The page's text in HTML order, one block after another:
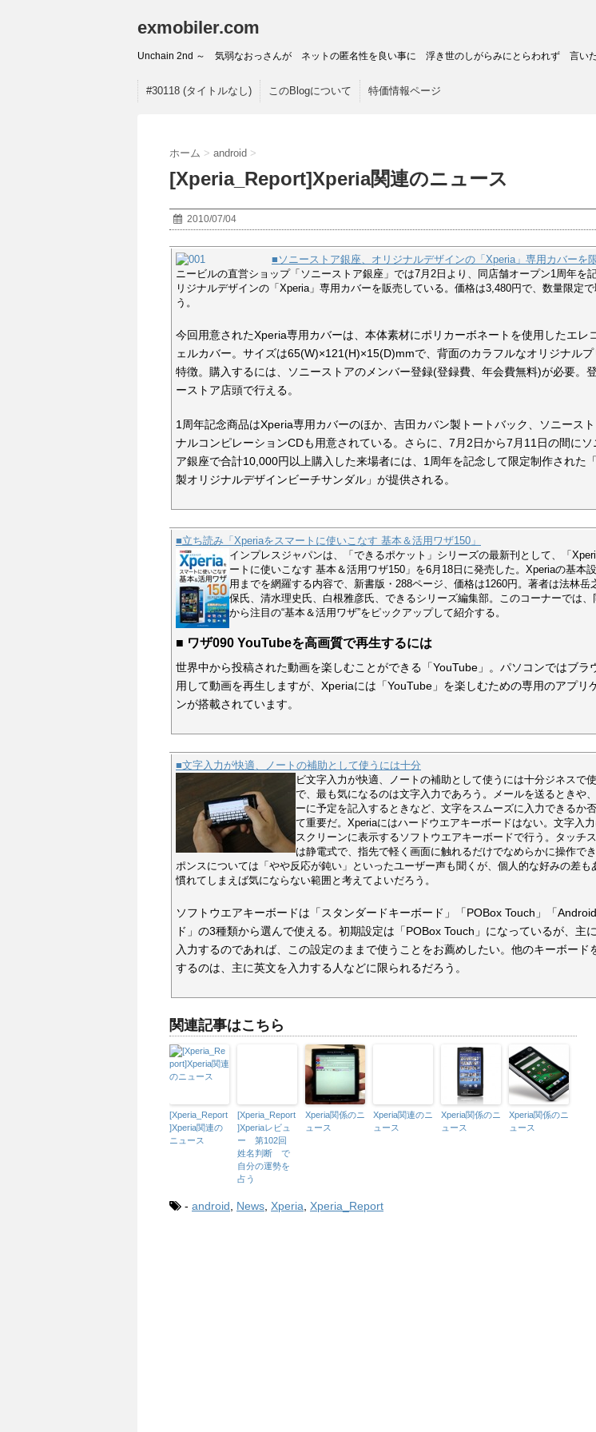
exmobiler.com
Unchain 2nd ～ 気弱なおっさんが ネットの匿名性を良い事に 浮き世のしがらみにとらわれず 言い
#30118 (タイトルなし) このBlogについて 特価情報ページ
ホーム > android >
[Xperia_Report]Xperia関連のニュース
2010/07/04
■ソニーストア銀座、オリジナルデザインの「Xperia」専用カバーを
ニービルの直営ショップ「ソニーストア銀座」では7月2日より、同店舗オープン1周年を
リジナルデザインの「Xperia」専用カバーを販売している。価格は3,480円で、数量限定
う。
今回用意されたXperia専用カバーは、本体素材にポリカーボネートを使用したエレ
ェルカバー。サイズは65(W)×121(H)×15(D)mmで、背面のカラフルなオリジナル
特徴。購入するには、ソニーストアのメンバー登録(登録費、年会費無料)が必要。
ーストア店頭で行える。
1周年記念商品はXperia専用カバーのほか、吉田カバン製トートバック、ソニース
ナルコンピレーションCDも用意されている。さらに、7月2日から7月11日の間にソ
ア銀座で合計10,000円以上購入した来場者には、1周年を記念して限定制作された
製オリジナルデザインビーチサンダル」が提供される。
■立ち読み「Xperiaをスマートに使いこなす 基本＆活用ワザ150」
インプレスジャパンは、「できるポケット」シリーズの最新刊として、「
ートに使いこなす 基本＆活用ワザ150」を6月18日に発売した。Xperiaの基本
用までを網羅する内容で、新書版・288ページ、価格は1260円。著者は法林岳
保氏、清水理史氏、白根雅彦氏、できるシリーズ編集部。このコーナーでは、
から注目の“基本＆活用ワザ”をピックアップして紹介する。
■ ワザ090 YouTubeを高画質で再生するには
世界中から投稿された動画を楽しむことができる「YouTube」。パソコンではブラ
用して動画を再生しますが、Xperiaには「YouTube」を楽しむための専用のアプリ
ンが搭載されています。
■文字入力が快適、ノートの補助として使うには十分
ビ文字入力が快適、ノートの補助として使うには十分ジネスで
で、最も気になるのは文字入力であろう。メールを送るときや
ーに予定を記入するときなど、文字をスムーズに入力できるか
て重要だ。Xperiaにはハードウエアキーボードはない。文字入
スクリーンに表示するソフトウエアキーボードで行う。タッチ
は静電式で、指先で軽く画面に触れるだけでなめらかに操作で
ポンスについては「やや反応が鈍い」といったユーザー声も聞くが、個人的な好みの差も
慣れてしまえば気にならない範囲と考えてよいだろう。
ソフトウエアキーボードは「スタンダードキーボード」「POBox Touch」「
ド」の3種類から選んで使える。初期設定は「POBox Touch」になっているが、主
入力するのであれば、この設定のままで使うことをお薦めしたい。他のキーボード
するのは、主に英文を入力する人などに限られるだろう。
関連記事はこちら
[Xperia_Report
]Xperia関連の
ニュース
[Xperia_Report
]Xperiaレビュ
ー 第102回
姓名判断 で
自分の運勢を
占う
Xperia関係のニ
ュース
Xperia関連のニ
ュース
Xperia関係のニ
ュース
Xperia関係のニ
ュース
- android News Xperia Xperia_Report